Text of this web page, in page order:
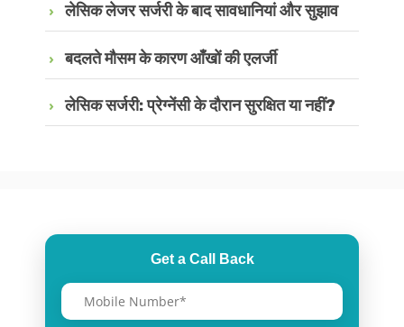
लेसिक लेजर सर्जरी के बाद सावधानियां और सुझाव
बदलते मौसम के कारण आँखों की एलर्जी
लेसिक सर्जरी: प्रेग्नेंसी के दौरान सुरक्षित या नहीं?
Get a Call Back